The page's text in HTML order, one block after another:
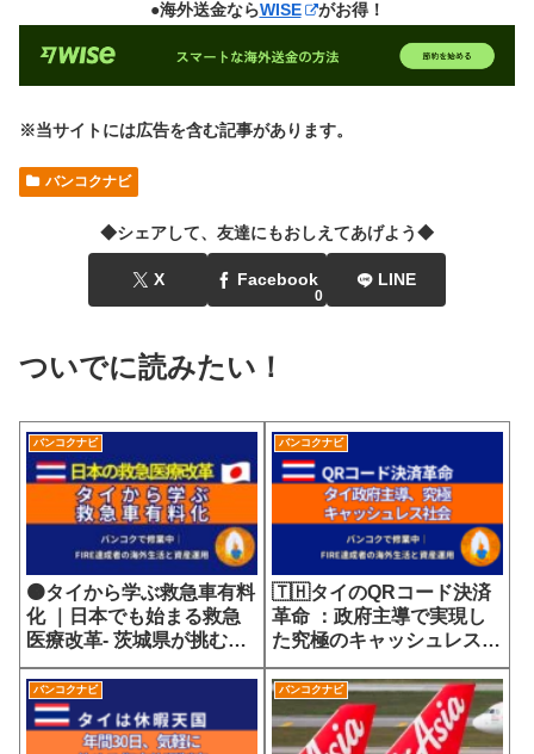
●海外送金ならWISE がお得！
※当サイトには広告を含む記事があります。
バンコクナビ
◆シェアして、友達にもおしえてあげよう◆
X Facebook
0
LINE
ついでに読みたい！
バンコクナビ
🟠タイから学ぶ救急車有料
化 ｜日本でも始まる救急
医療改革- 茨城県が挑む
7700円の選定療養費が示
す医療サービスの未来
バンコクナビ
🇹🇭タイのQRコード決済
革命 ：政府主導で実現し
た究極のキャッシュレス社
会
バンコクナビ バンコクナビ